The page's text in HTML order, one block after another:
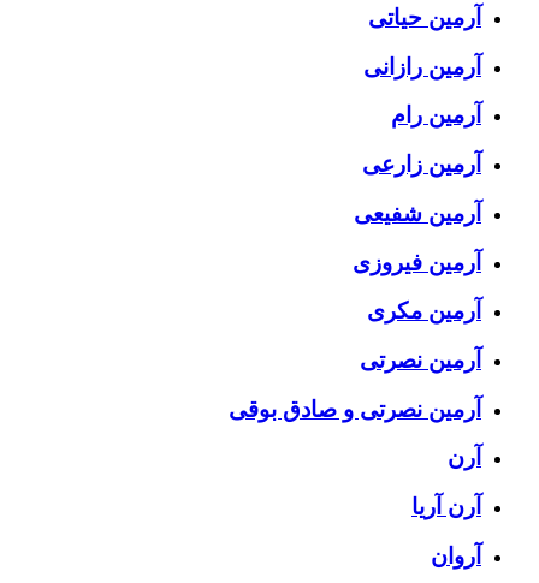
آرمین حیاتی
آرمین رازانی
آرمین رام
آرمین زارعی
آرمین شفیعی
آرمین فیروزی
آرمین مکری
آرمین نصرتی
آرمین نصرتی و صادق بوقی
آرن
آرن آریا
آروان